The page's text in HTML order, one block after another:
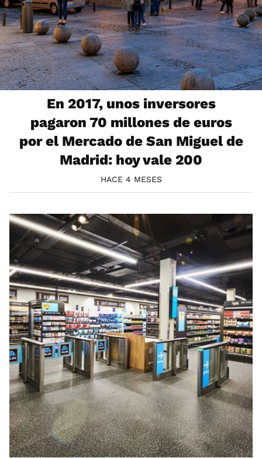
En 2017, unos inversores
pagaron 70 millones de euros
por el Mercado de San Miguel de
Madrid: hoy vale 200
HACE 4 MESES